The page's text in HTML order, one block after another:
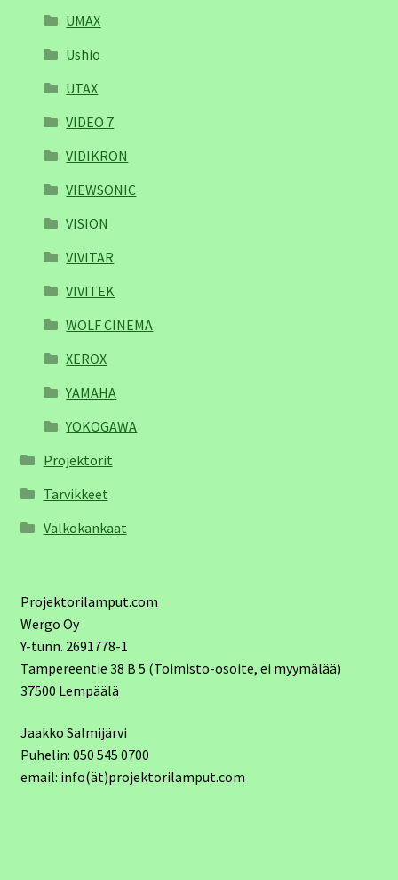
UMAX
Ushio
UTAX
VIDEO 7
VIDIKRON
VIEWSONIC
VISION
VIVITAR
VIVITEK
WOLF CINEMA
XEROX
YAMAHA
YOKOGAWA
Projektorit
Tarvikkeet
Valkokankaat
Projektorilamput.com
Wergo Oy
Y-tunn. 2691778-1
Tampereentie 38 B 5 (Toimisto-osoite, ei myymälää)
37500 Lempäälä
Jaakko Salmijärvi
Puhelin: 050 545 0700
email: info(ät)projektorilamput.com